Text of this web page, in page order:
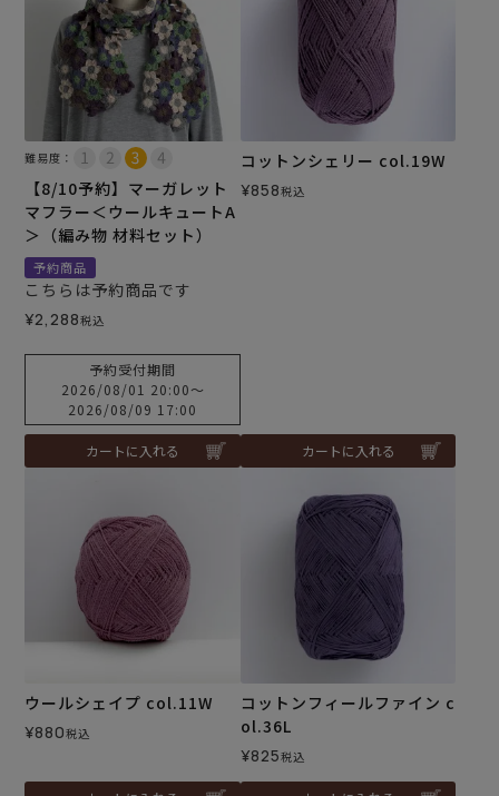
難易度：
【8/10予約】マーガレット
マフラー＜ウールキュートA
＞（編み物 材料セット）
予約商品
こちらは予約商品です
¥2,288税込
予約受付期間
2026/08/01 20:00〜
2026/08/09 17:00
カートに入れる
コットンシェリー col.19W
¥858税込
カートに入れる
ウールシェイプ col.11W
¥880税込
コットンフィールファイン c
ol.36L
¥825税込